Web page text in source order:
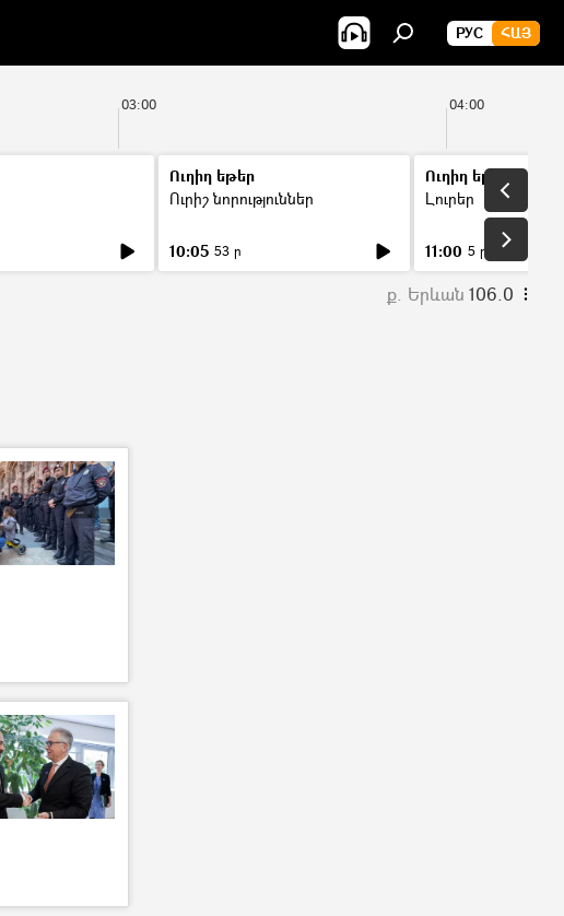
РУС ՀԱՅ
03:00 04:00
Ուղիղ եթեր
Ուրիշ նորություններ
10:05 53 ր
Ուղիղ եթեր
Լուրեր
11:00 5 ր
ք. Երևան 106.0